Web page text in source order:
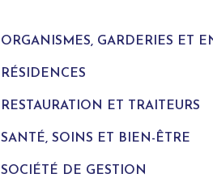
ORGANISMES, GARDERIES ET
RÉSIDENCES
RESTAURATION ET TRAITEURS
SANTÉ, SOINS ET BIEN-ÊTRE
SOCIÉTÉ DE GESTION